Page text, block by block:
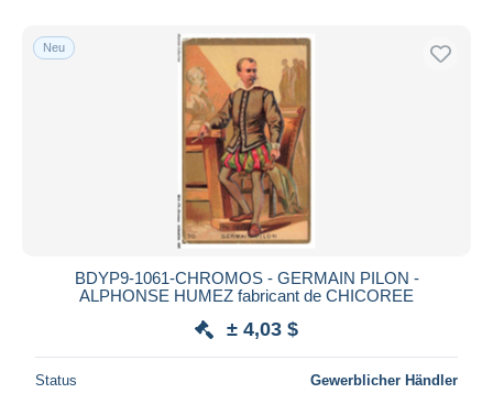
Neu
BDYP9-1061-CHROMOS - GERMAIN PILON -
ALPHONSE HUMEZ fabricant de CHICOREE
± 4,03 $
Status Gewerblicher Händler